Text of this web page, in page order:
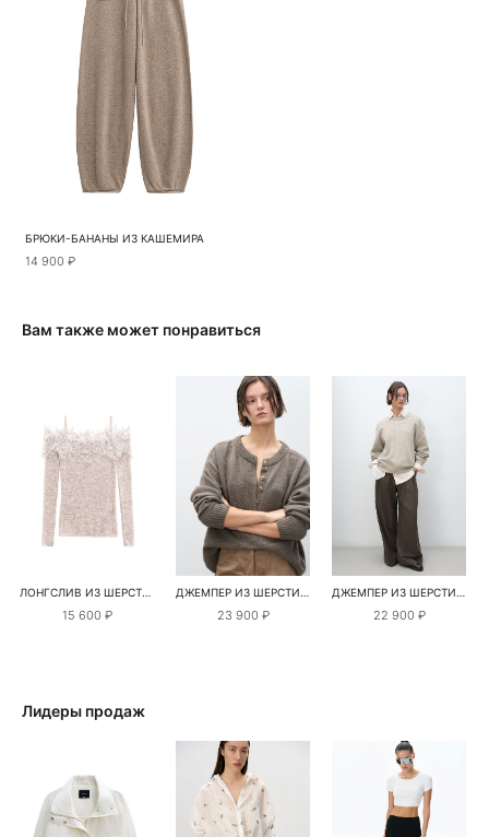
БРЮКИ-БАНАНЫ ИЗ КАШЕМИРА
14 900 ₽
Вам также может понравиться
ЛОНГСЛИВ ИЗ ШЕРСТИ МЕРИНОСА С КРУЖЕВОМ
15 600 ₽
ДЖЕМПЕР ИЗ ШЕРСТИ ЯКА
23 900 ₽
ДЖЕМПЕР ИЗ ШЕРСТИ ЯКА
22 900 ₽
Лидеры продаж